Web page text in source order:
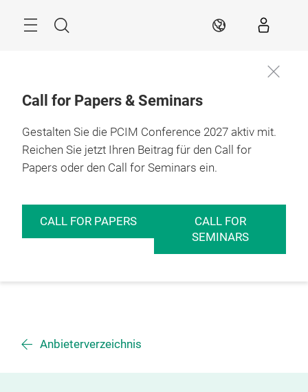
Suche DE
Call for Papers & Seminars
Gestalten Sie die PCIM Conference 2027 aktiv mit.
Reichen Sie jetzt Ihren Beitrag für den Call for
Papers oder den Call for Seminars ein.
CALL FOR PAPERS
CALL FOR
SEMINARS
Anbieterverzeichnis